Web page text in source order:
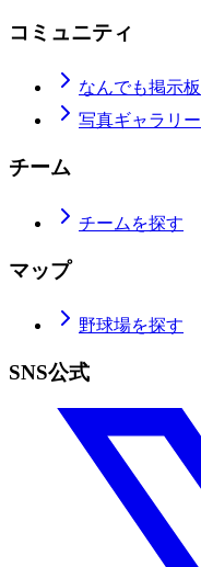
コミュニティ
なんでも掲示板
写真ギャラリー
チーム
チームを探す
マップ
野球場を探す
SNS公式